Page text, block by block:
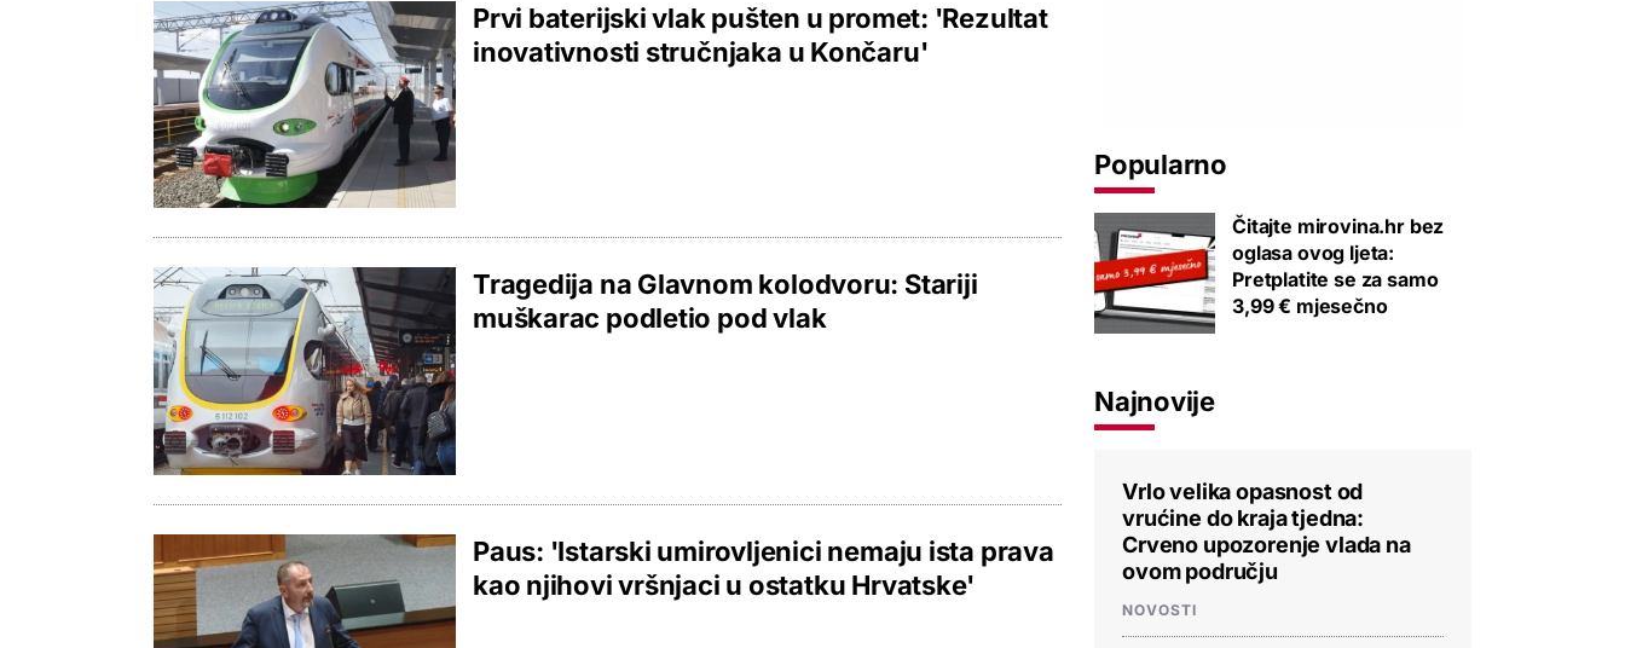
Prvi baterijski vlak pušten u promet: 'Rezultat
inovativnosti stručnjaka u Končaru'
Tragedija na Glavnom kolodvoru: Stariji
muškarac podletio pod vlak
Paus: 'Istarski umirovljenici nemaju ista prava
kao njihovi vršnjaci u ostatku Hrvatske'
Popularno
Čitajte mirovina.hr bez
oglasa ovog ljeta:
Pretplatite se za samo
3,99 € mjesečno
Najnovije
Vrlo velika opasnost od
vrućine do kraja tjedna:
Crveno upozorenje vlada na
ovom području
NOVOSTI